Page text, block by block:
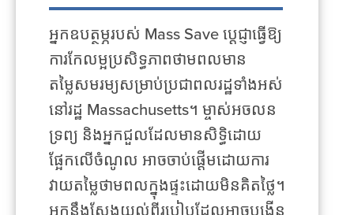
អ្នកឧបត្ថម្ភរបស់ Mass Save ប្តេជ្ញាធ្វើឱ្យ
ការកែលម្អប្រសិទ្ធភាពថាមពលមាន
តម្លៃសមរម្យសម្រាប់ប្រជាពលរដ្ឋទាំងអស់
នៅរដ្ឋ Massachusetts។ ម្ចាស់អចលន
ទ្រព្យ និងអ្នកជួលដែលមានសិទ្ធិដោយ
ផ្អែកលើចំណូល អាចចាប់ផ្តើមដោយការ
វាយតម្លៃថាមពលក្នុងផ្ទះដោយមិនគិតថ្លៃ។
អ្នកនឹងស្វែងយល់ពីរបៀបដែលអាចបង្កើន